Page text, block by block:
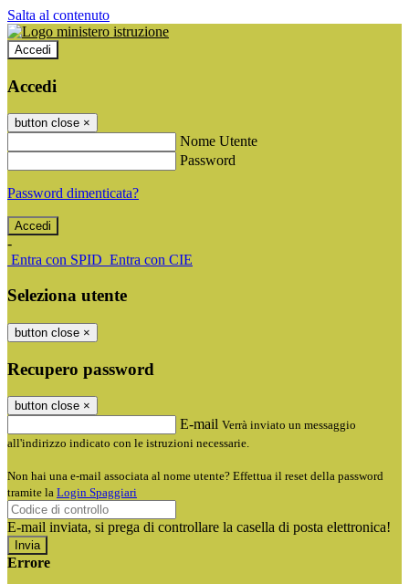
Salta al contenuto
Accedi
Accedi
button close ×
Nome Utente
Password
Password dimenticata?
-
Entra con SPID Entra con CIE
Seleziona utente
button close ×
Recupero password
button close ×
E-mail Verrà inviato un messaggio
all'indirizzo indicato con le istruzioni necessarie.
Non hai una e-mail associata al nome utente? Effettua il reset della password
tramite la Login Spaggiari
E-mail inviata, si prega di controllare la casella di posta elettronica!
Errore